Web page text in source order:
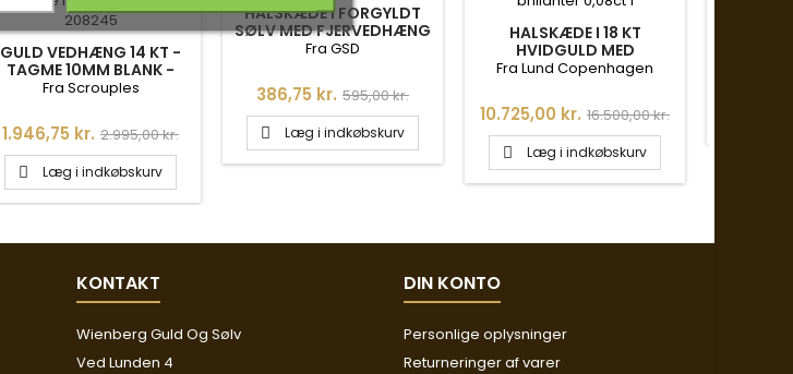
GULD VEDHÆNG 14 KT -
TAGME 10MM BLANK -
INKL. KÆDE I FORGYLDT
Fra Scrouples
Pris
1.946,75 kr. Normalpris
2.995,00 kr.
 Læg i indkøbskurv
HALSKÆDE I FORGYLDT
SØLV MED FJERVEDHÆNG
Fra GSD
Pris
386,75 kr. Normalpris
595,00 kr.
 Læg i indkøbskurv
HALSKÆDE I 18 KT
HVIDGULD MED
STJERNEVEDHÆNG MED
Fra Lund Copenhagen
Pris
10.725,00 kr. Normalpris
16.500,00 kr.
 Læg i indkøbskurv
KONTAKT
Wienberg Guld Og Sølv
Ved Lunden 4
DIN KONTO
Personlige oplysninger
Returneringer af varer